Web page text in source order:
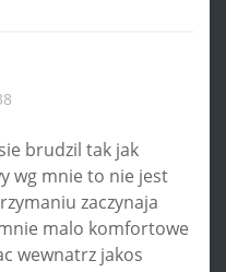
brudzil tak jak
wg mnie to nie jest
zaczynaja
malo komfortowe
wewnatrz jakos